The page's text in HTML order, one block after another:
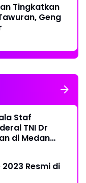
Tingkatkan
Geng
Staf
TNI Dr
di Medan
2023 Resmi di